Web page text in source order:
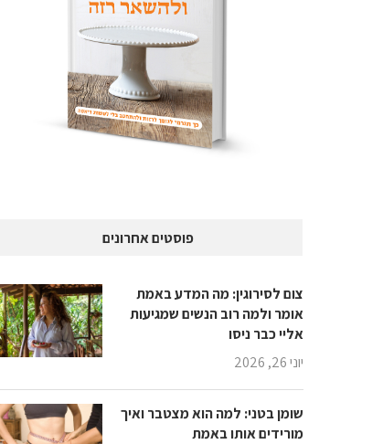
פוסטים אחרונים
צום לסירוגין: מה המדע באמת
אומר ולמה רוב הנשים שמגיעות
אליי כבר ניסו
יוני 26, 2026
שומן בטני: למה הוא מצטבר ואיך
מורידים אותו באמת